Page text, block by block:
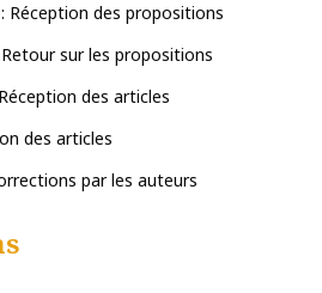
Réception des propositions
sur les propositions
des articles
des articles
par les auteurs